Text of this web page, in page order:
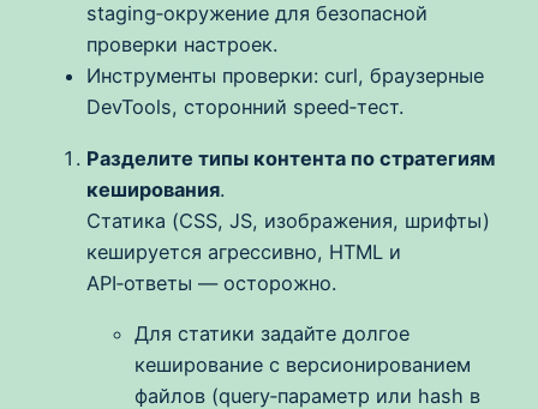
staging‑окружение для безопасной
проверки настроек.
Инструменты проверки: curl, браузерные
DevTools, сторонний speed‑тест.
Разделите типы контента по стратегиям
кеширования.
Статика (CSS, JS, изображения, шрифты)
кешируется агрессивно, HTML и
API‑ответы — осторожно.
Для статики задайте долгое
кеширование с версионированием
файлов (query‑параметр или hash в